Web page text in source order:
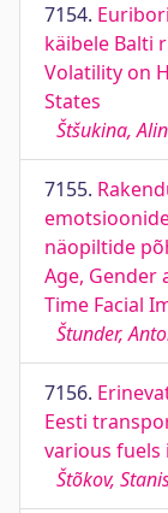
7154.
käibele Balti
Volatility on
States
Štšukina,
7155.
näopiltide
Age, Gender
Time Facial
Štunder,
7156.
Eesti
various
Štõkov,